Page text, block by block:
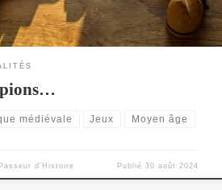
pions…
médiévale Jeux Moyen âge
d'Histoire Publié 30 août 2024